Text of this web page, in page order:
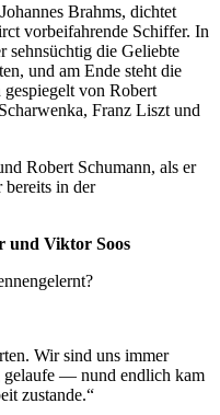
Brahms, dichtet
vorbeifahrende Schiffer. In
sehnsüchtig die Geliebte
und am Ende steht die
von Robert
Franz Liszt und
Robert Schumann, als er
bereits in der
und Viktor Soos
Wir sind uns immer
gelaufe — nund endlich kam
zustande.“